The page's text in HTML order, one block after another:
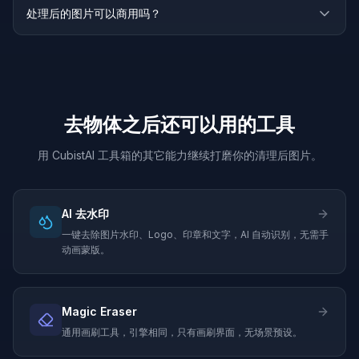
处理后的图片可以商用吗？
去物体之后还可以用的工具
用 CubistAI 工具箱的其它能力继续打磨你的清理后图片。
AI 去水印
一键去除图片水印、Logo、印章和文字，AI 自动识别，无需手
动画蒙版。
Magic Eraser
通用画刷工具，引擎相同，只有画刷界面，无场景预设。